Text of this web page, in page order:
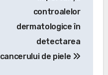
controalelor
dermatologice în
detectarea
cancerului de piele